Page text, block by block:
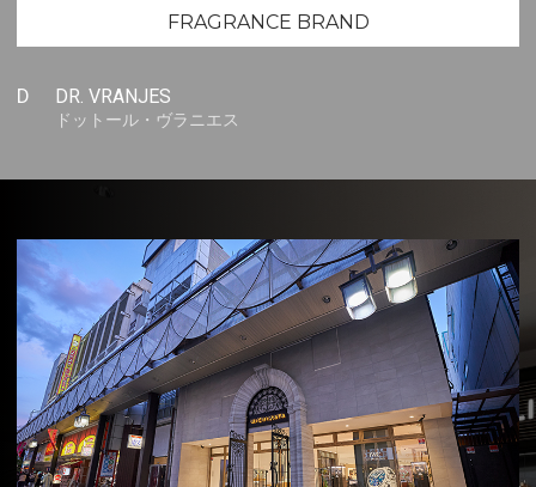
FRAGRANCE BRAND
D DR. VRANJES
ドットール・ヴラニエス